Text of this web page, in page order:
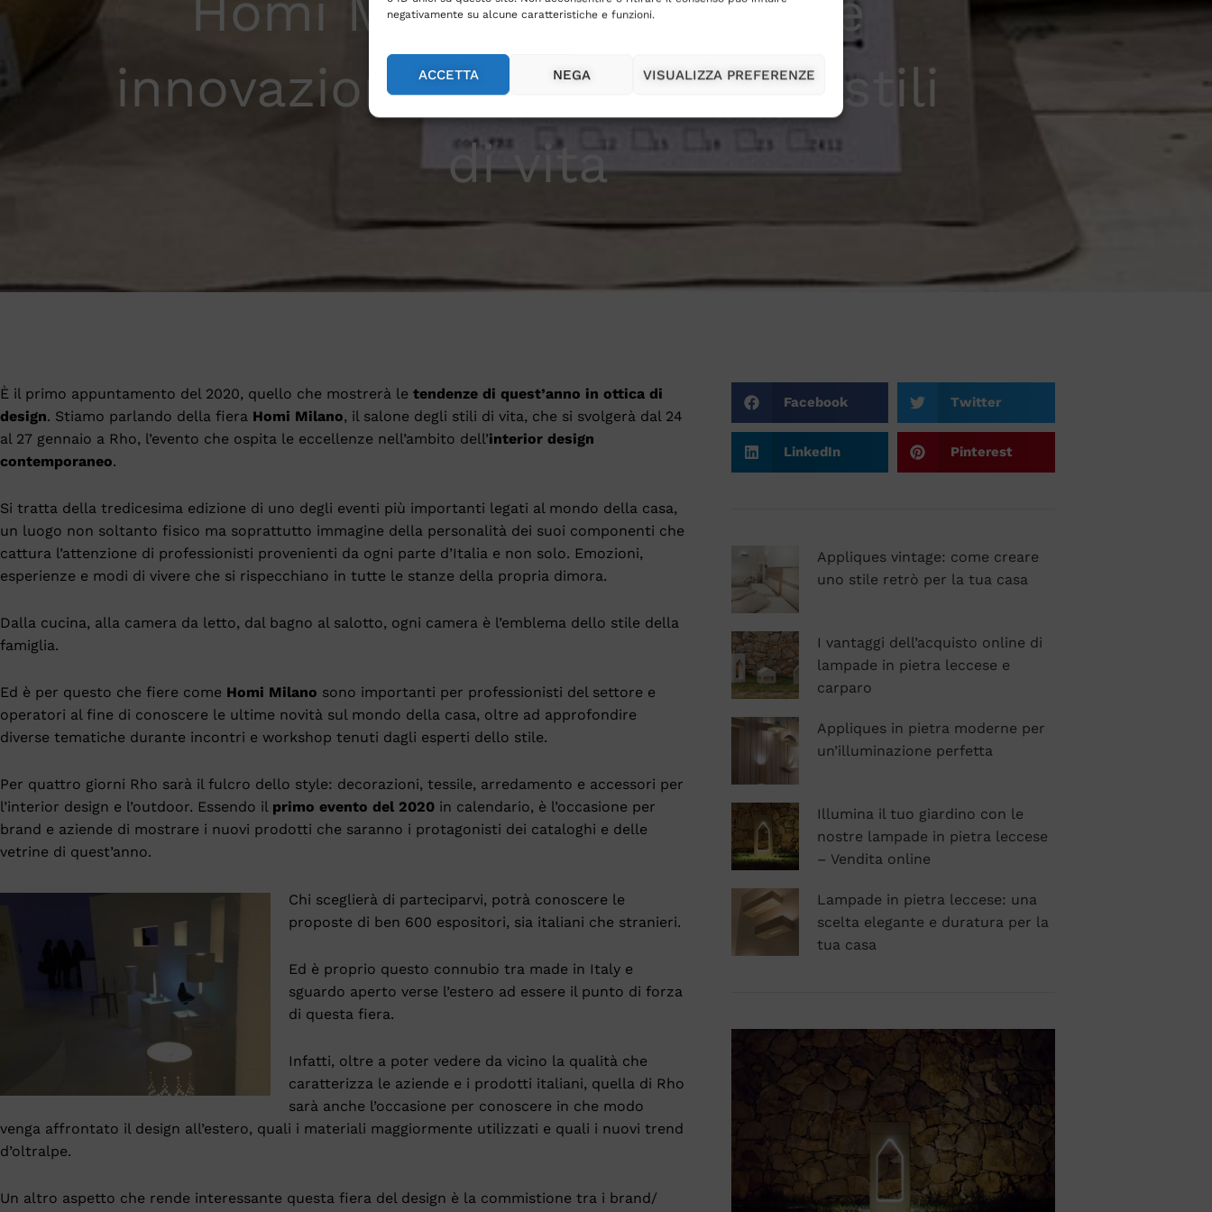
negativamente su alcune caratteristiche e funzioni.
ACCETTA NEGA VISUALIZZA PREFERENZE
innovazione al salone degli stili
di vita
È il primo appuntamento del 2020, quello che mostrerà le tendenze di quest’anno in ottica di
design. Stiamo parlando della fiera Homi Milano, il salone degli stili di vita, che si svolgerà dal 24
al 27 gennaio a Rho, l’evento che ospita le eccellenze nell’ambito dell’interior design
contemporaneo.
Si tratta della tredicesima edizione di uno degli eventi più importanti legati al mondo della casa,
un luogo non soltanto fisico ma soprattutto immagine della personalità dei suoi componenti che
cattura l’attenzione di professionisti provenienti da ogni parte d’Italia e non solo. Emozioni,
esperienze e modi di vivere che si rispecchiano in tutte le stanze della propria dimora.
Dalla cucina, alla camera da letto, dal bagno al salotto, ogni camera è l’emblema dello stile della
famiglia.
Ed è per questo che fiere come Homi Milano sono importanti per professionisti del settore e
operatori al fine di conoscere le ultime novità sul mondo della casa, oltre ad approfondire
diverse tematiche durante incontri e workshop tenuti dagli esperti dello stile.
Per quattro giorni Rho sarà il fulcro dello style: decorazioni, tessile, arredamento e accessori per
l’interior design e l’outdoor. Essendo il primo evento del 2020 in calendario, è l’occasione per
brand e aziende di mostrare i nuovi prodotti che saranno i protagonisti dei cataloghi e delle
vetrine di quest’anno.
Chi sceglierà di parteciparvi, potrà conoscere le
proposte di ben 600 espositori, sia italiani che stranieri.
Ed è proprio questo connubio tra made in Italy e
sguardo aperto verse l’estero ad essere il punto di forza
di questa fiera.
Infatti, oltre a poter vedere da vicino la qualità che
caratterizza le aziende e i prodotti italiani, quella di Rho
sarà anche l’occasione per conoscere in che modo
venga affrontato il design all’estero, quali i materiali maggiormente utilizzati e quali i nuovi trend
d’oltralpe.
Un altro aspetto che rende interessante questa fiera del design è la commistione tra i brand/
Facebook Twitter
LinkedIn Pinterest
Appliques vintage: come creare
uno stile retrò per la tua casa
I vantaggi dell’acquisto online di
lampade in pietra leccese e
carparo
Appliques in pietra moderne per
un’illuminazione perfetta
Illumina il tuo giardino con le
nostre lampade in pietra leccese
– Vendita online
Lampade in pietra leccese: una
scelta elegante e duratura per la
tua casa